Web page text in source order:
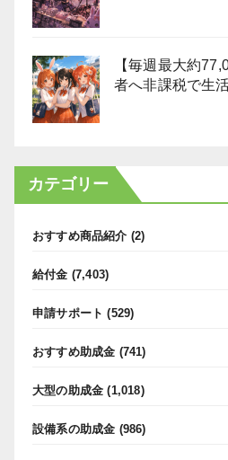
【毎週最大約
者へ非課税で生
カテゴリー
おすすめ商品紹介 (2)
給付金 (7,403)
申請サポート (529)
おすすめ助成金 (741)
大型の助成金 (1,018)
設備系の助成金 (986)